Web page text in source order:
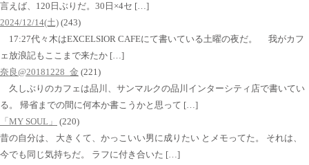
言えば、120日ぶりだ。30日×4セ […]
2024/12/14(土) (243)
17:27代々木はEXCELSIOR CAFEにて書いている土曜の夜だ。 我がカフ
ェ放浪記もここまで来たか […]
奈良@20181228_金 (221)
久しぶりのカフェは品川、サンマルクの品川インターシティ店で書いてい
る。 帰省までの間に何本か書こうかと思って […]
「MY SOUL」
(220)
昔の自分は、 大きくて、かっこいい男に成りたい とメモってた。 それは、
今でも同じ気持ちだ。 ラフに付き合いた […]